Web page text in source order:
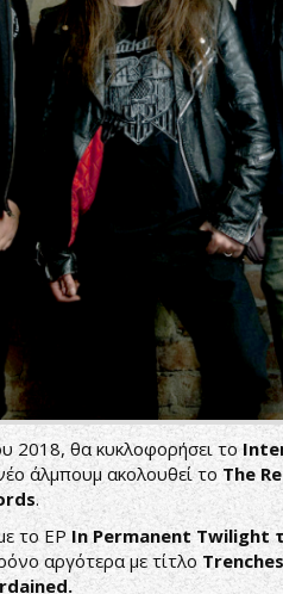
2018, θα κυκλοφορήσει το
άλμπουμ ακολουθεί το The
.
το EP In Permanent Twilight
αργότερα με τίτλο Trenches